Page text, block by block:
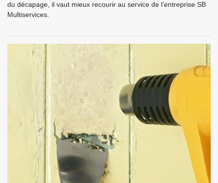
du décapage, il vaut mieux recourir au service de l’entreprise SB
Multiservices.